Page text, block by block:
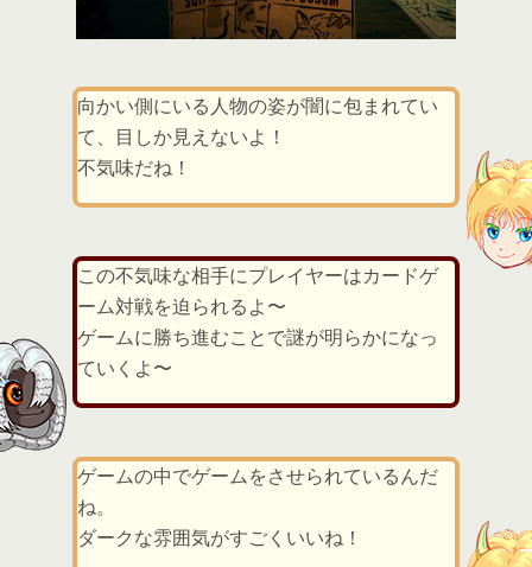
向かい側にいる人物の姿が闇に包まれてい
て、目しか見えないよ！
不気味だね！
この不気味な相手にプレイヤーはカードゲ
ーム対戦を迫られるよ〜
ゲームに勝ち進むことで謎が明らかになっ
ていくよ〜
ゲームの中でゲームをさせられているんだ
ね。
ダークな雰囲気がすごくいいね！